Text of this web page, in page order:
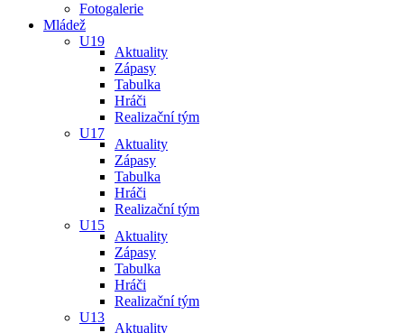
Fotogalerie
Mládež
U19
Aktuality
Zápasy
Tabulka
Hráči
Realizační tým
U17
Aktuality
Zápasy
Tabulka
Hráči
Realizační tým
U15
Aktuality
Zápasy
Tabulka
Hráči
Realizační tým
U13
Aktuality